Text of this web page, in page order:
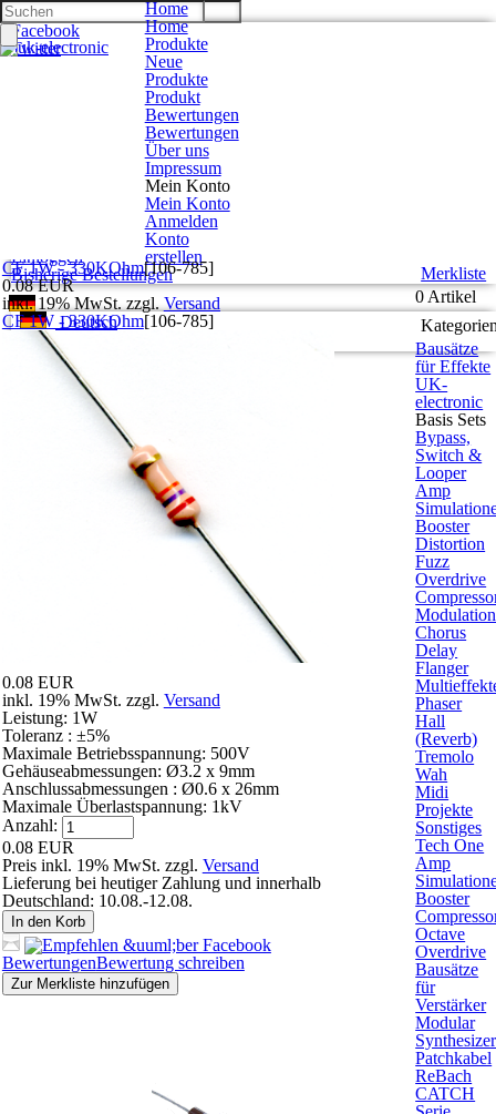
Facebook
Twitter
Zahlung und Versand
Privatsphäre und Datenschutz
Einloggen
Bisherige Bestellungen
Deutsch
English
Home
Home
Produkte
Neue
Produkte
Produkt
Bewertungen
Bewertungen
Über uns
Impressum
Mein Konto
Mein Konto
Anmelden
Konto
erstellen
CF 1W - 330KOhm[106-785]
0.08 EUR
inkl. 19% MwSt. zzgl. Versand
CF 1W - 330KOhm[106-785]
0.08 EUR
inkl. 19% MwSt. zzgl. Versand
Leistung: 1W
Toleranz : ±5%
Maximale Betriebsspannung: 500V
Gehäuseabmessungen: Ø3.2 x 9mm
Anschlussabmessungen : Ø0.6 x 26mm
Maximale Überlastspannung: 1kV
Anzahl:
0.08 EUR
Preis inkl. 19% MwSt. zzgl. Versand
Lieferung bei heutiger Zahlung und innerhalb
Deutschland: 10.08.-12.08.
In den Korb
BewertungenBewertung schreiben
Zur Merkliste hinzufügen
Merkliste
0 Artikel
Bausätze
für Effekte
UK-
electronic
Basis Sets
Bypass,
Switch &
Looper
Amp
Booster
Distortion
Fuzz
Overdrive
Modulation
Chorus
Delay
Flanger
Phaser
Hall
(Reverb)
Tremolo
Wah
Midi
Projekte
Sonstiges
Tech One
Amp
Booster
Octave
Overdrive
Bausätze
für
Verstärker
Modular
Synthesizer
Patchkabel
ReBach
CATCH